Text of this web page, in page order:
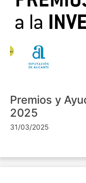
Premios y
2025
31/03/2025